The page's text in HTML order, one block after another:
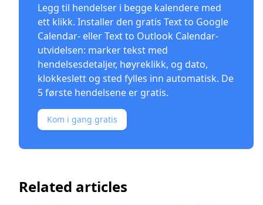
Legg til hendelser i begge kalendere med
ett klikk. Installer den gratis Text to Google
Calendar- ellerText to Outlook Calendar-
utvidelsen: marker tekst med
hendelsesdetaljer, høyreklikk, og dato,
klokkeslett og sted fylles inn automatisk. De
5 første hendelsene er gratis.
Kom i gang gratis
Related articles